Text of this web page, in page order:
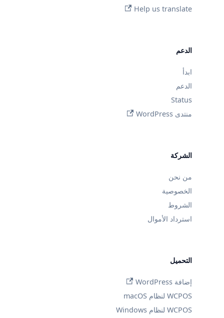
Help us translate
الدعم
ابدأ
الدعم
Status
منتدى WordPress
الشركة
من نحن
الخصوصية
الشروط
استرداد الأموال
التحميل
إضافة WordPress
WCPOS لنظام macOS
WCPOS لنظام Windows